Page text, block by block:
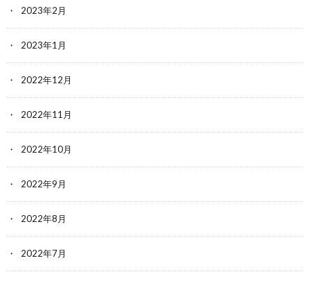
2023年2月
2023年1月
2022年12月
2022年11月
2022年10月
2022年9月
2022年8月
2022年7月